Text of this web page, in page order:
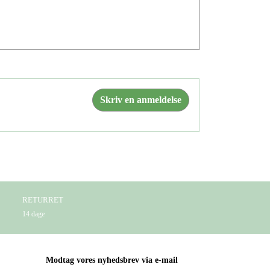
Skriv en anmeldelse
RETURRET
14 dage
Modtag vores nyhedsbrev via e-mail